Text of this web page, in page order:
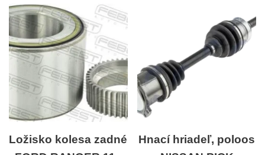
Ložisko kolesa zadné
Hnací hriadeľ, poloos